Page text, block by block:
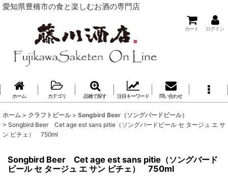
愛知県豊橋市の食と楽しむお酒の専門店
カート ログイン
ホーム カテゴリ 品種で探す 注目キーワード 問い合わせ
ホーム > クラフトビール > Songbird Beer（ソングバードビール）
> Songbird Beer Cet age est sans pitie（ソングバードビール セ タージュ エ サ
ン ピチェ） 750ml
Songbird Beer Cet age est sans pitie（ソングバード
ビール セ タージュ エ サン ピチェ） 750ml